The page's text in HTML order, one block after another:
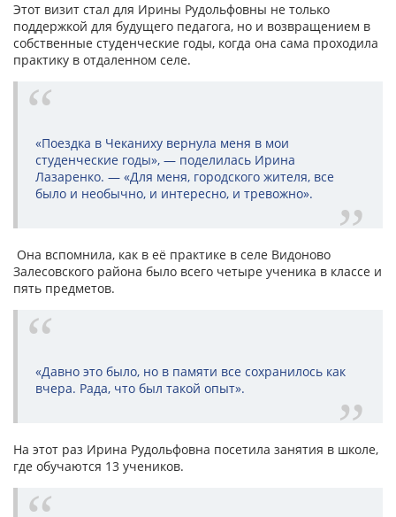
Этот визит стал для Ирины Рудольфовны не только
поддержкой для будущего педагога, но и возвращением в
собственные студенческие годы, когда она сама проходила
практику в отдаленном селе.
«Поездка в Чеканиху вернула меня в мои
студенческие годы», — поделилась Ирина
Лазаренко. — «Для меня, городского жителя, все
было и необычно, и интересно, и тревожно».
Она вспомнила, как в её практике в селе Видоново
Залесовского района было всего четыре ученика в классе и
пять предметов.
«Давно это было, но в памяти все сохранилось как
вчера. Рада, что был такой опыт».
На этот раз Ирина Рудольфовна посетила занятия в школе,
где обучаются 13 учеников.